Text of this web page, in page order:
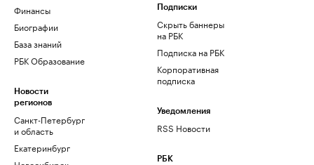
Финансы
Биографии
База знаний
РБК Образование
Новости
регионов
Санкт-Петербург
и область
Екатеринбург
Подписки
Скрыть баннеры
на РБК
Подписка на РБК
Корпоративная
подписка
Уведомления
RSS Новости
РБК